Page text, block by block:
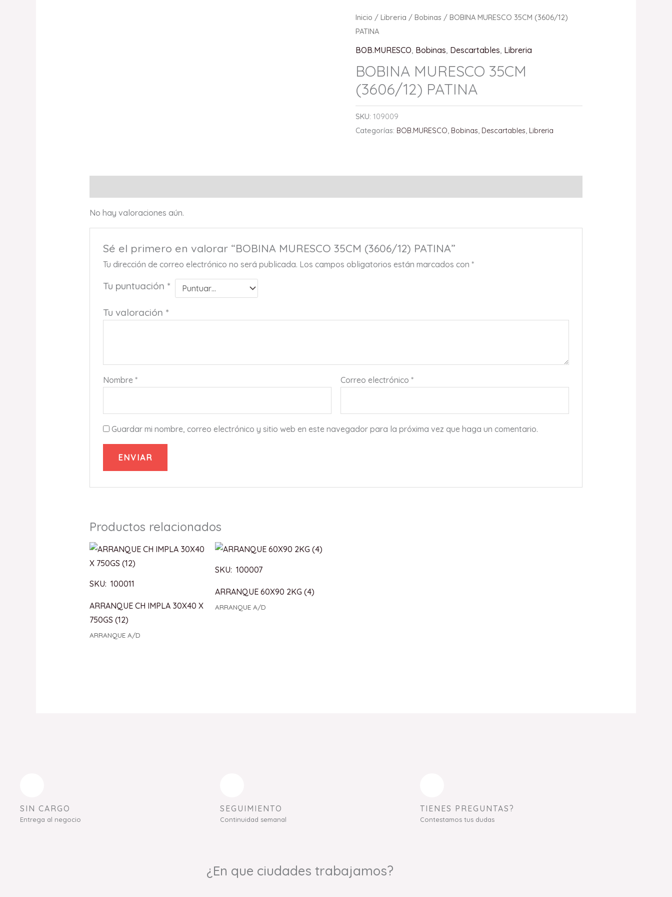
Inicio /Libreria /Bobinas / BOBINA MURESCO 35CM (3606/12)
PATINA
BOB.MURESCO, Bobinas, Descartables, Libreria
BOBINA MURESCO 35CM
(3606/12) PATINA
SKU:109009
Categorías: BOB.MURESCO, Bobinas, Descartables, Libreria
No hay valoraciones aún.
Sé el primero en valorar “BOBINA MURESCO 35CM (3606/12) PATINA”
Tu dirección de correo electrónico no será publicada. Los campos obligatorios están marcados con*
Tu puntuación *
Tu valoración *
Nombre* Correo electrónico*
Guardar mi nombre, correo electrónico y sitio web en este navegador para la próxima vez que haga un comentario.
Productos relacionados
SKU: 100011
ARRANQUE CH IMPLA 30X40 X
750GS (12)
ARRANQUE A/D
SKU: 100007
ARRANQUE 60X90 2KG (4)
ARRANQUE A/D
SIN CARGO
Entrega al negocio
SEGUIMIENTO
Continuidad semanal
TIENES PREGUNTAS?
Contestamos tus dudas
¿En que ciudades trabajamos?